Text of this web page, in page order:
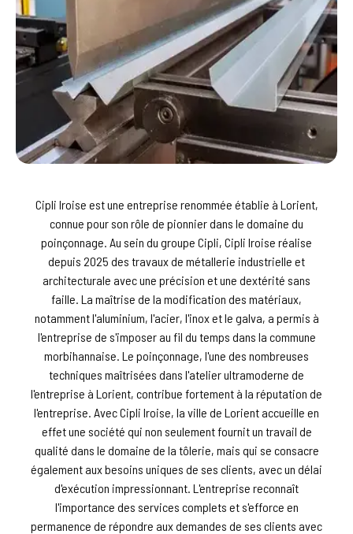
Cipli Iroise est une entreprise renommée établie à Lorient,
connue pour son rôle de pionnier dans le domaine du
poinçonnage. Au sein du groupe Cipli, Cipli Iroise réalise
depuis 2025 des travaux de métallerie industrielle et
architecturale avec une précision et une dextérité sans
faille. La maîtrise de la modification des matériaux,
notamment l'aluminium, l'acier, l'inox et le galva, a permis à
l'entreprise de s'imposer au fil du temps dans la commune
morbihannaise. Le poinçonnage, l'une des nombreuses
techniques maîtrisées dans l'atelier ultramoderne de
l'entreprise à Lorient, contribue fortement à la réputation de
l'entreprise. Avec Cipli Iroise, la ville de Lorient accueille en
effet une société qui non seulement fournit un travail de
qualité dans le domaine de la tôlerie, mais qui se consacre
également aux besoins uniques de ses clients, avec un délai
d'exécution impressionnant. L'entreprise reconnaît
l'importance des services complets et s'efforce en
permanence de répondre aux demandes de ses clients avec